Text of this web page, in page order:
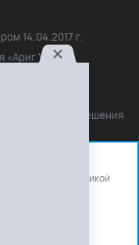
14.04.2017 г.
«Ариг Ус»,
разрешения
ссылка на
аналитики.
с нашей
политикой